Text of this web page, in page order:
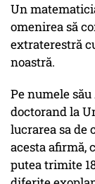
Un
omenirea să
extraterestră
noastră.
Pe numele
doctorand la
lucrarea sa de
acesta afirmă,
putea trimite